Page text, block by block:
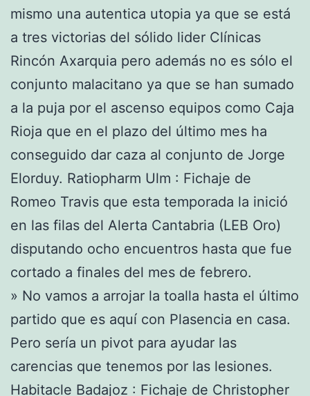
mismo una autentica utopia ya que se está
a tres victorias del sólido lider Clínicas
Rincón Axarquia pero además no es sólo el
conjunto malacitano ya que se han sumado
a la puja por el ascenso equipos como Caja
Rioja que en el plazo del último mes ha
conseguido dar caza al conjunto de Jorge
Elorduy. Ratiopharm Ulm : Fichaje de
Romeo Travis que esta temporada la inició
en las filas del Alerta Cantabria (LEB Oro)
disputando ocho encuentros hasta que fue
cortado a finales del mes de febrero.
» No vamos a arrojar la toalla hasta el último
partido que es aquí con Plasencia en casa.
Pero sería un pivot para ayudar las
carencias que tenemos por las lesiones.
Habitacle Badajoz : Fichaje de Christopher